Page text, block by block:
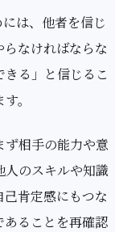
は、他者を信じ
なければならな
る」と信じるこ
。
相手の能力や意
人のスキルや知識
肯定感にもつな
ることを再確認